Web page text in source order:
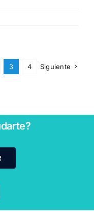
3 4 Siguiente